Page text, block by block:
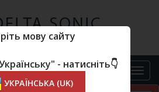
мову сайту
- натисніть👇
УКРАЇНСЬКА (UK)